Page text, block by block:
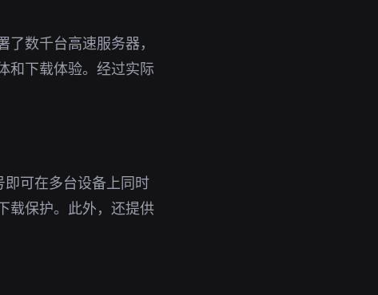
数千台高速服务器，
和下载体验。经过实际
可在多台设备上同时
载保护。此外，还提供